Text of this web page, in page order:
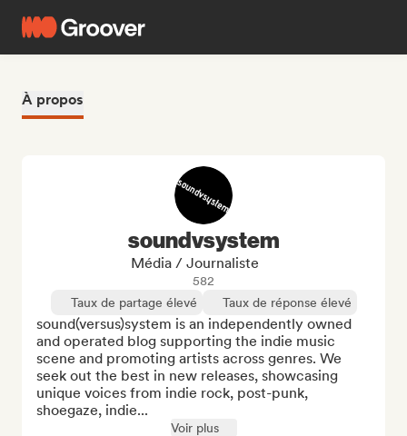
À propos
soundvsystem
Média / Journaliste
582
Taux de partage élevé
Taux de réponse élevé
sound(versus)system is an independently owned
and operated blog supporting the indie music
scene and promoting artists across genres. We
seek out the best in new releases, showcasing
unique voices from indie rock, post-punk,
shoegaze, indie...
Voir plus